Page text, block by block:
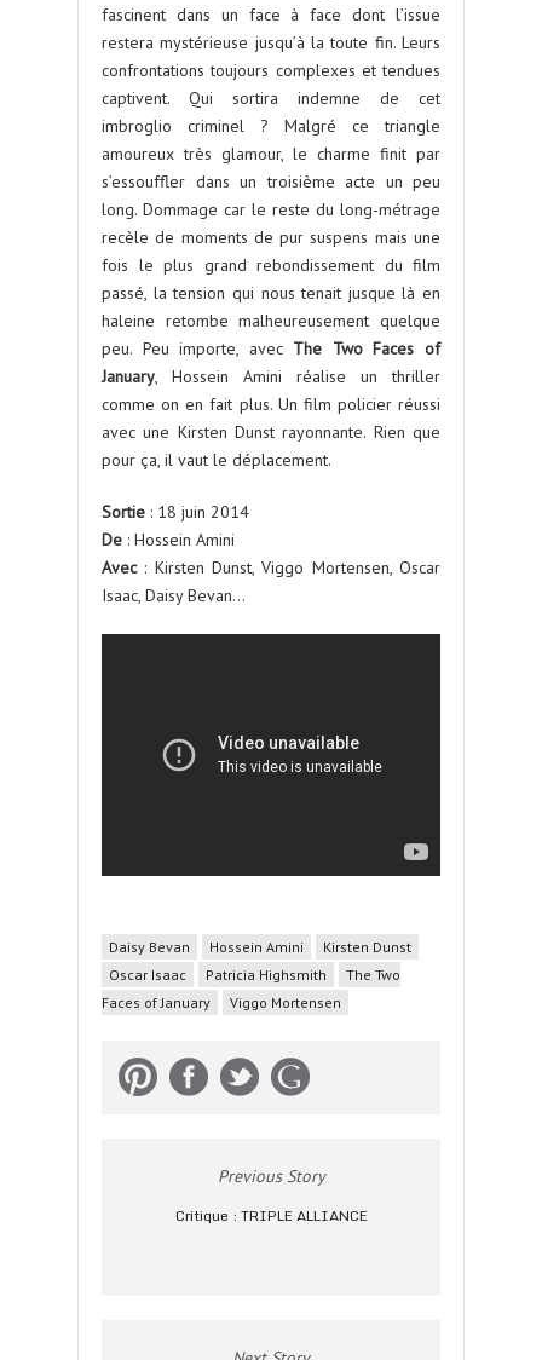
fascinent dans un face à face dont l’issue
restera mystérieuse jusqu’à la toute fin. Leurs
confrontations toujours complexes et tendues
captivent. Qui sortira indemne de cet
imbroglio criminel ? Malgré ce triangle
amoureux très glamour, le charme finit par
s’essouffler dans un troisième acte un peu
long. Dommage car le reste du long-métrage
recèle de moments de pur suspens mais une
fois le plus grand rebondissement du film
passé, la tension qui nous tenait jusque là en
haleine retombe malheureusement quelque
peu. Peu importe, avec The Two Faces of
January, Hossein Amini réalise un thriller
comme on en fait plus. Un film policier réussi
avec une Kirsten Dunst rayonnante. Rien que
pour ça, il vaut le déplacement.
Sortie : 18 juin 2014
De : Hossein Amini
Avec: Kirsten Dunst, Viggo Mortensen, Oscar
Isaac, Daisy Bevan…
Daisy Bevan Hossein Amini
Kirsten Dunst
Oscar Isaac
Patricia Highsmith
The Two
Faces of January
Viggo Mortensen
Previous Story
Critique : TRIPLE ALLIANCE